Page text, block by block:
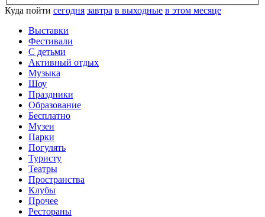
Куда пойти сегодня завтра в выходные в этом месяце
Выставки
Фестивали
С детьми
Активный отдых
Музыка
Шоу
Праздники
Образование
Бесплатно
Музеи
Парки
Погулять
Туристу
Театры
Пространства
Клубы
Прочее
Рестораны